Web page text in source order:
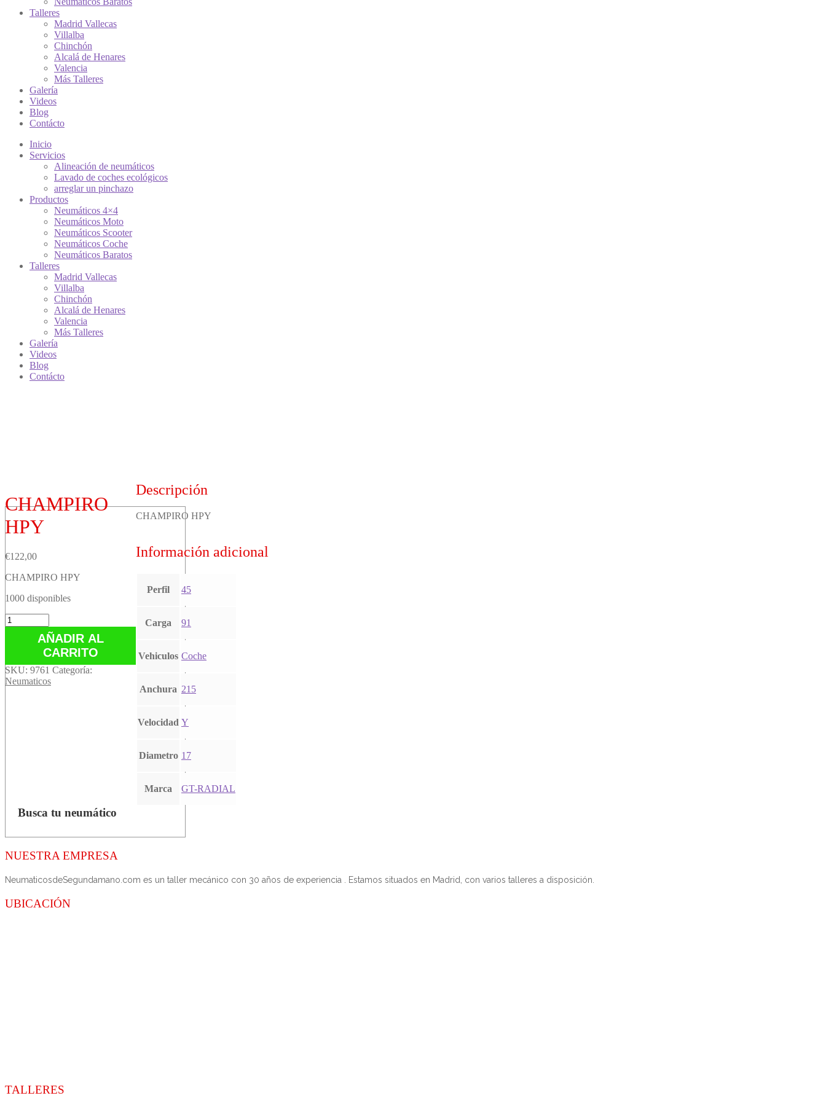
Talleres
Madrid Vallecas
Villalba
Chinchón
Alcalá de Henares
Valencia
Más Talleres
Galería
Videos
Blog
Contácto
Inicio
Servicios
Alineación de neumáticos
Lavado de coches ecológicos
arreglar un pinchazo
Productos
Neumáticos 4×4
Neumáticos Moto
Neumáticos Scooter
Neumáticos Coche
Neumáticos Baratos
Talleres
Madrid Vallecas
Villalba
Chinchón
Alcalá de Henares
Valencia
Más Talleres
Galería
Videos
Blog
Contácto
CHAMPIRO
HPY
€122,00
CHAMPIRO HPY
1000 disponibles
CHAMPIRO
HPY
AÑADIR AL
CARRITO
SKU: 9761 Categoría:
Neumaticos
Descripción
CHAMPIRO HPY
Información adicional
Perfil 45
Carga 91
Vehiculos Coche
Anchura 215
Velocidad Y
Diametro 17
Marca GT-RADIAL
Busca tu neumático
NUESTRA EMPRESA
NeumaticosdeSegundamano.com es un taller mecánico con 30 años de experiencia . Estamos situados en Madrid, con varios talleres a disposición.
UBICACIÓN
TALLERES